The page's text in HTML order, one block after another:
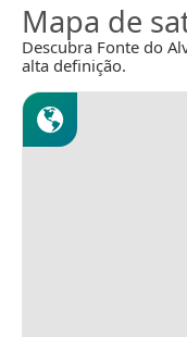
Mapa de
Descubra Fonte do
alta definição.